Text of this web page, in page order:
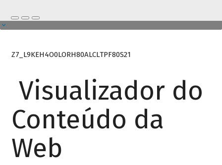
Z7_L9KEH4O0LORH80ALCLTPF80S21
Visualizador do
Conteúdo da
Web